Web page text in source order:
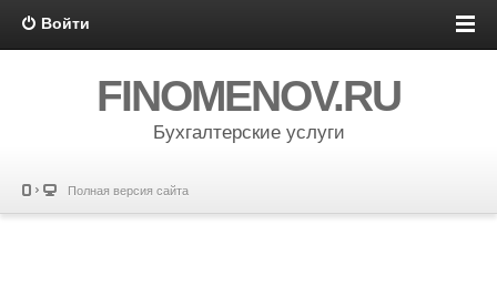
Войти
FINOMENOV.RU
Бухгалтерские услуги
Полная версия сайта